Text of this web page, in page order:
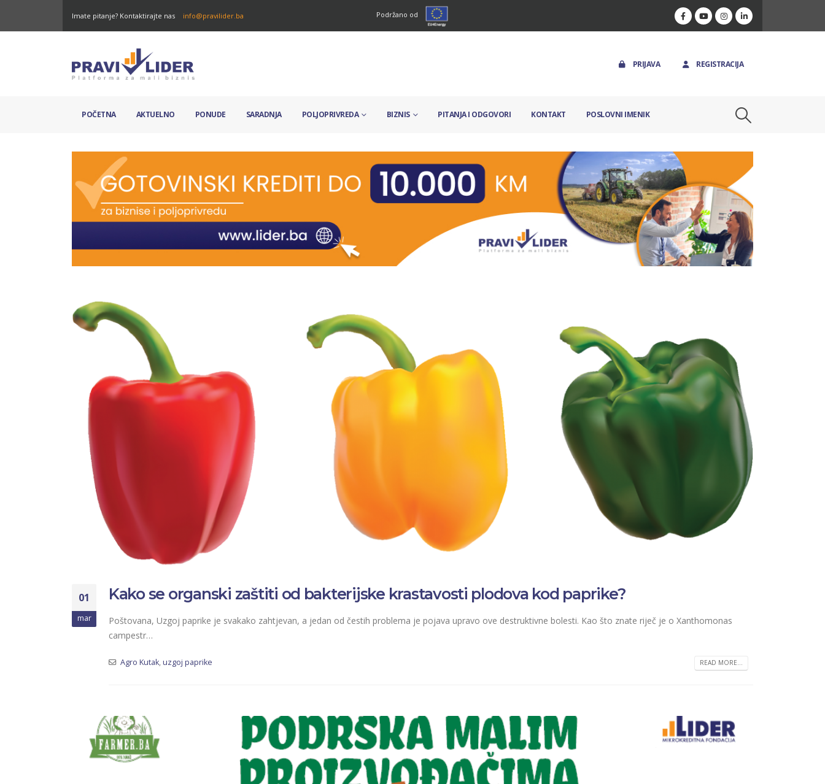
Imate pitanje? Kontaktirajte nas info@pravilider.ba Podržano od
PRIJAVA REGISTRACIJA
POČETNA AKTUELNO PONUDE SARADNJA POLJOPRIVREDA BIZNIS PITANJA I ODGOVORI KONTAKT POSLOVNI IMENIK
01
mar
Kako se organski zaštiti od bakterijske krastavosti plodova kod paprike?
Poštovana, Uzgoj paprike je svakako zahtjevan, a jedan od čestih problema je pojava upravo ove destruktivne bolesti. Kao što znate riječ je o Xanthomonas
campestr…
Agro Kutak,uzgoj paprike READ MORE...